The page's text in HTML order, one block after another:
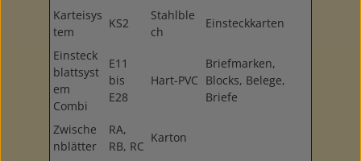
Karteisys
tem
KS2
Stahlble
ch
Einsteckkarten
Einsteck
blattsyst
em
Combi
E11
bis
E28
Hart-PVC
Briefmarken,
Blocks, Belege,
Briefe
Zwische
nblätter
RA,
RB, RC
Karton